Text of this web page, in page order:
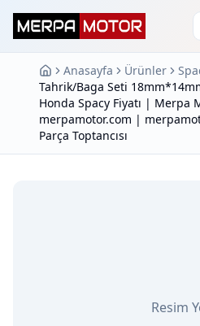
Anasayfa Ürünler
Tahrik/Baga Seti
Honda Spacy Fiyatı | Merpa
merpamotor.com |
Parça Toptancısı
Resim